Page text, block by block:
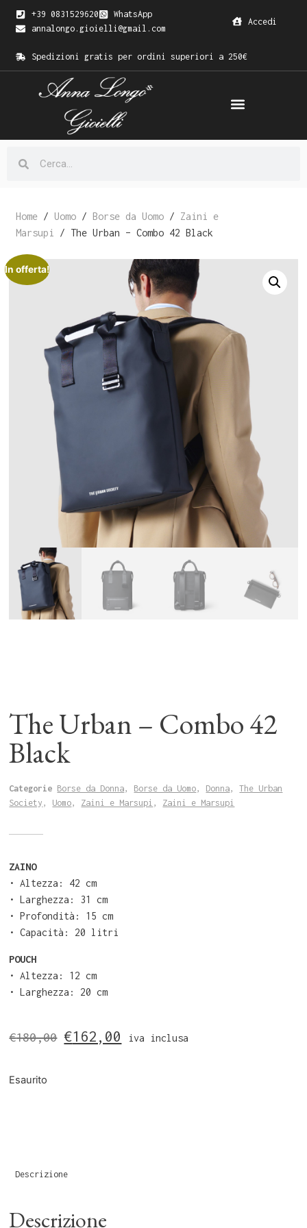
+39 0831529620
WhatsApp
annalongo.gioielli@gmail.com
Accedi
Spedizioni gratis per ordini superiori a 250€
Home / Uomo / Borse da Uomo / Zaini e
Marsupi
/ The Urban – Combo 42 Black
In offerta!
The Urban – Combo 42
Black
Categorie Borse da Donna, Borse da Uomo, Donna,The Urban
Society , Uomo, Zaini e Marsupi , Zaini e Marsupi
ZAINO
•⁠ ⁠Altezza: 42 cm
•⁠ ⁠Larghezza: 31 cm
•⁠ ⁠Profondità: 15 cm
•⁠ Capacità: 20 litri
POUCH
•⁠ ⁠Altezza: 12 cm
•⁠ ⁠Larghezza: 20 cm
€180,00 €162,00 iva inclusa
Esaurito
Descrizione
Descrizione